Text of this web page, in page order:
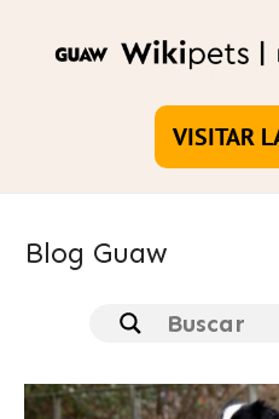
VISITAR
Blog Guaw